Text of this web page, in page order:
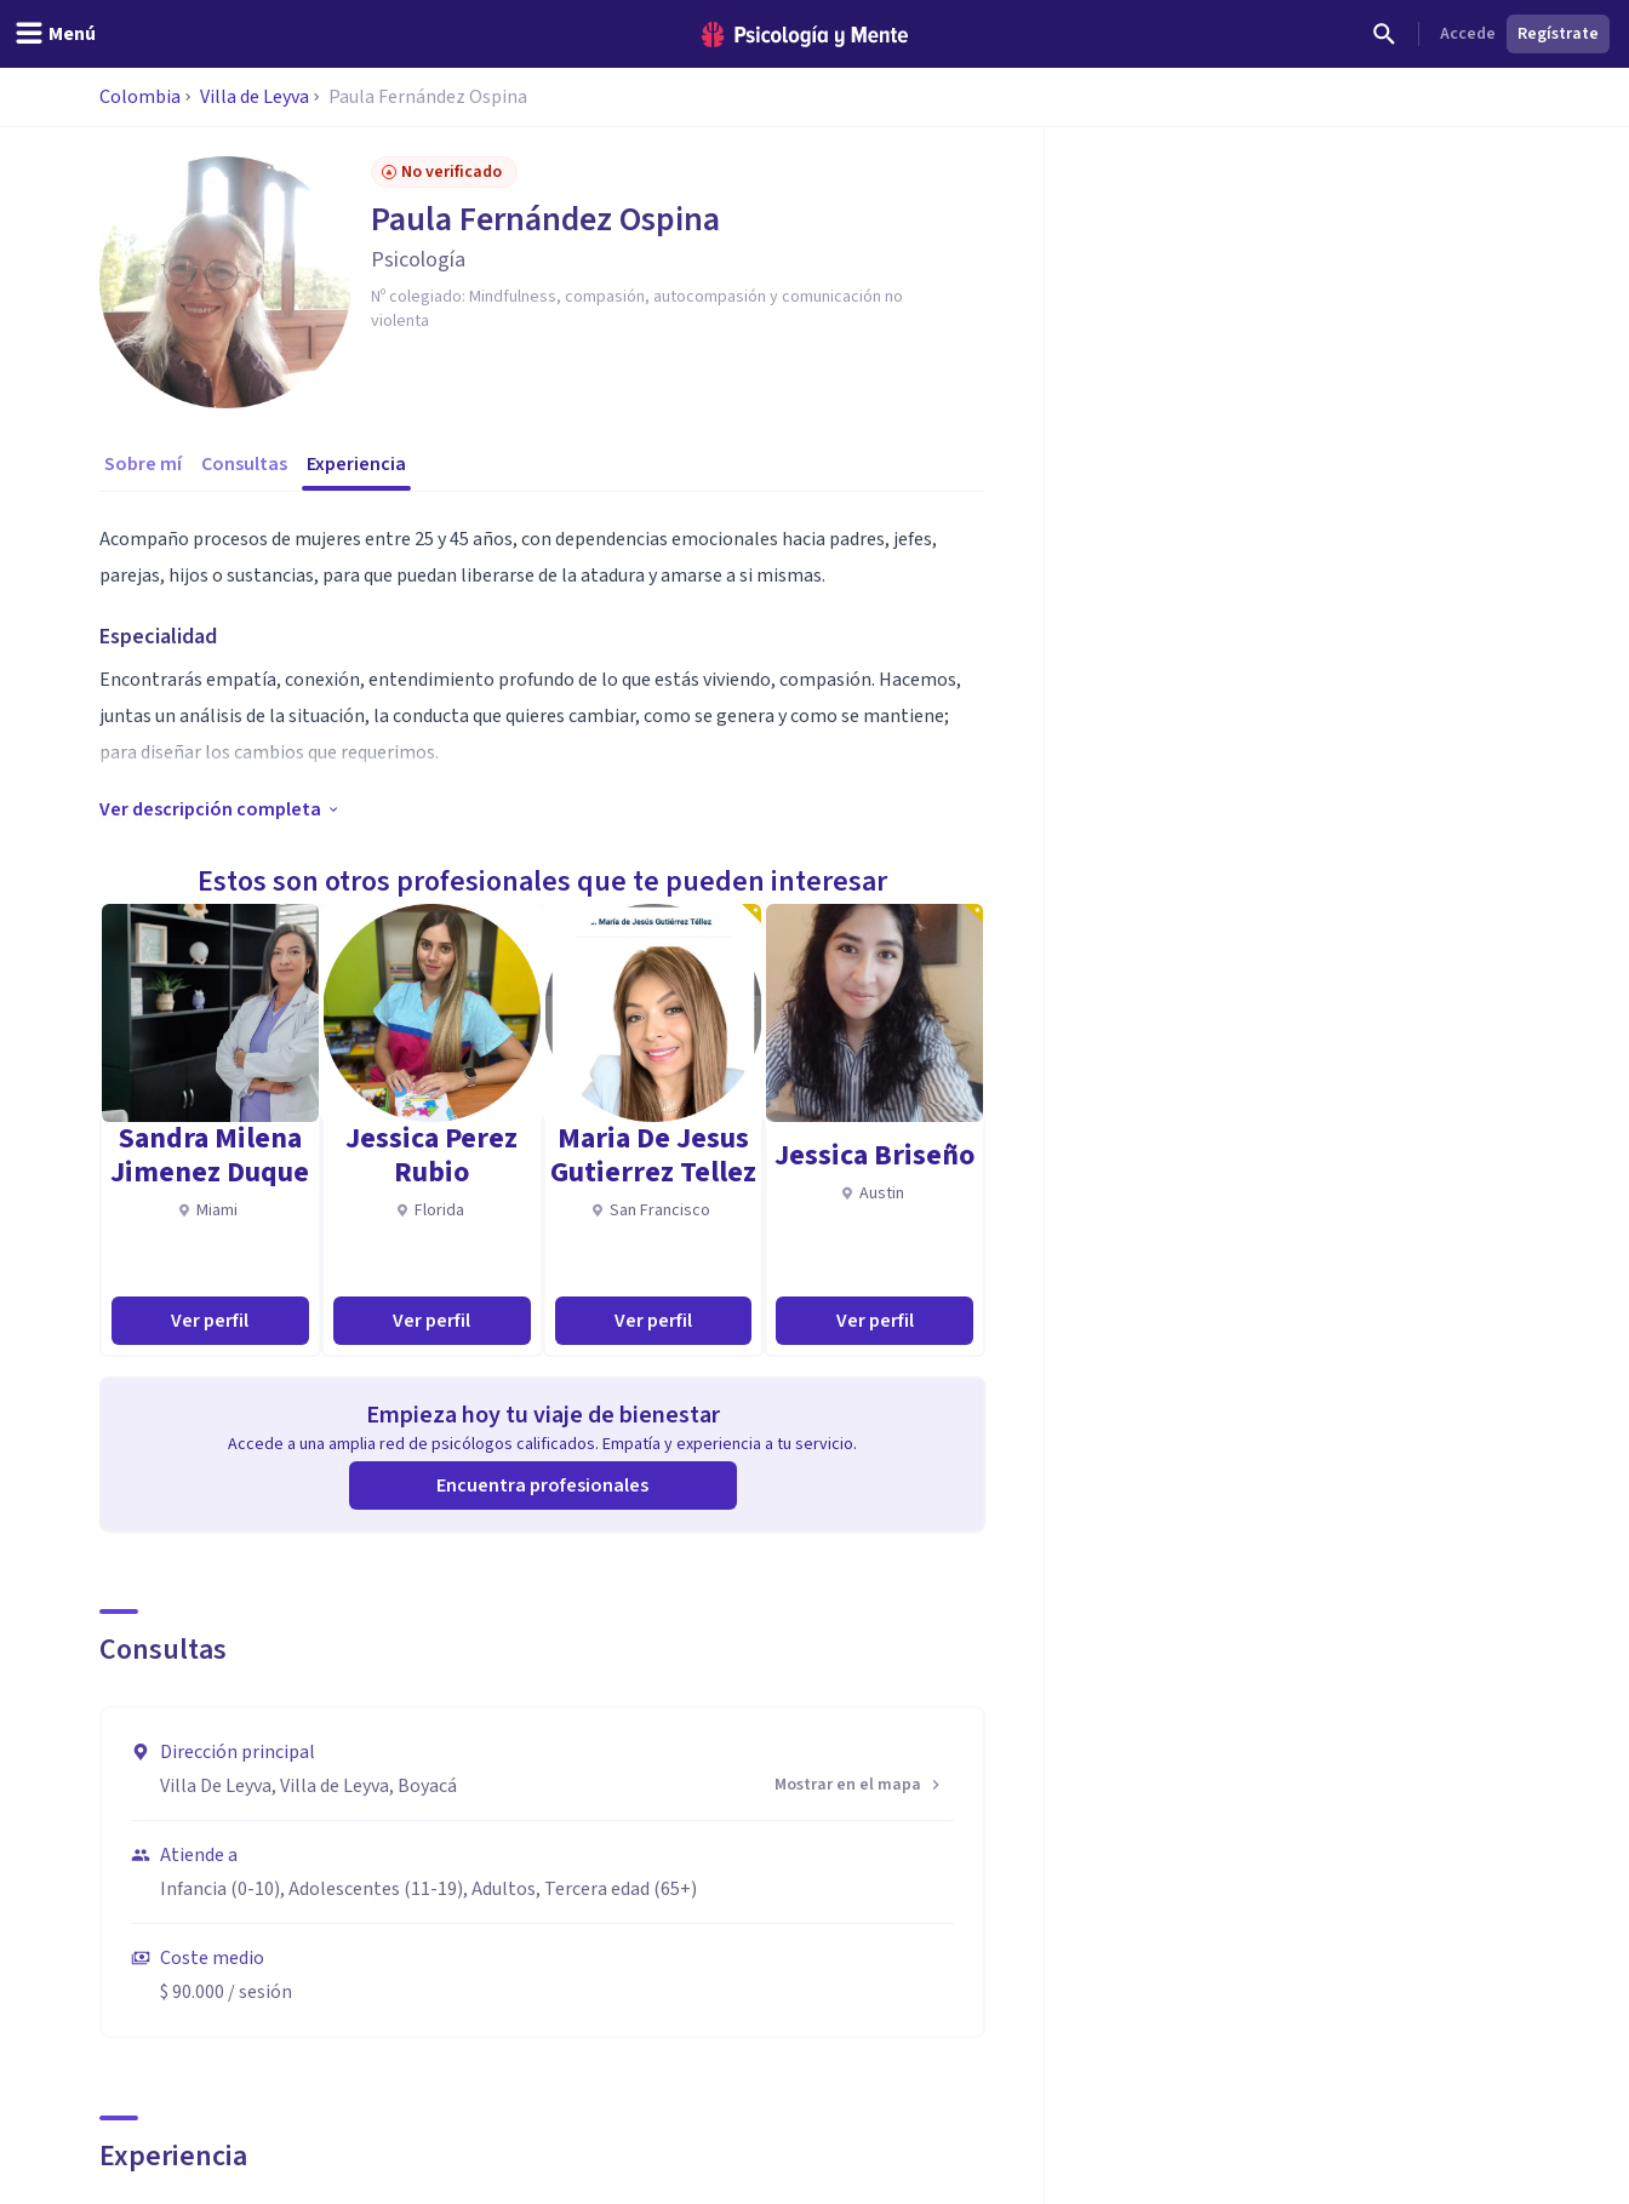
Menú Accede Regístrate
Colombia Villa de Leyva Paula Fernández Ospina
No verificado
Paula Fernández Ospina
Psicología
Nº colegiado: Mindfulness, compasión, autocompasión y comunicación no
violenta
Sobre mí Consultas Experiencia
Acompaño procesos de mujeres entre 25 y 45 años, con dependencias emocionales hacia padres, jefes,
parejas, hijos o sustancias, para que puedan liberarse de la atadura y amarse a si mismas.
Especialidad
Encontrarás empatía, conexión, entendimiento profundo de lo que estás viviendo, compasión. Hacemos,
juntas un análisis de la situación, la conducta que quieres cambiar, como se genera y como se mantiene;
para diseñar los cambios que requerimos.
Aptitudes
programación neurolingüística PNL, y con 25 años de estudio de Escuela de Magia del Amor de Gerardo
Shmedling. Trabajo los 12 Pasos Recuperación y he ayudado a muchas personas a hacer cambios
significativos en sus vidas.
Estoy profundizando en las estrategias de tercera generación que incluye: Mindufulness, Compasión,
Autocompasión y Comunicación No Violenta.
Ver descripción completa
Estos son otros profesionales que te pueden interesar
Sandra Milena
Jimenez Duque
Miami
Ver perfil
Jessica Perez
Rubio
Florida
Ver perfil
Maria De Jesus
Gutierrez Tellez
San Francisco
Ver perfil
Jessica Briseño
Austin
Ver perfil
Empieza hoy tu viaje de bienestar
Accede a una amplia red de psicólogos calificados. Empatía y experiencia a tu servicio.
Encuentra profesionales
Consultas
Dirección principal
Villa De Leyva, Villa de Leyva, Boyacá
Mostrar en el mapa
Atiende a
Infancia (0-10), Adolescentes (11-19), Adultos, Tercera edad (65+)
Coste medio
$ 90.000 / sesión
Experiencia